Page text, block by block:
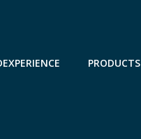
PRODUCTS